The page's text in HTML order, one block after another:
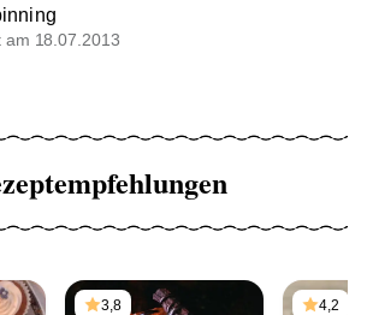
am 18.07.2013
3,8 4,2